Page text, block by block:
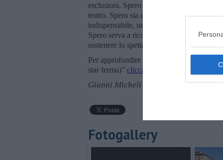
esclusioni. Spero possa essere
teatro. Spero sia capace di rendere
indispensabile, necessario, essenziale per
Spero serva a ricordarci, tra le prime cose
sostenere lo spettacolo dal vivo.
Per approfondire ulteriori notizie e molte
star ferma)” clicca qui
Gianni Micheli
Fotogallery